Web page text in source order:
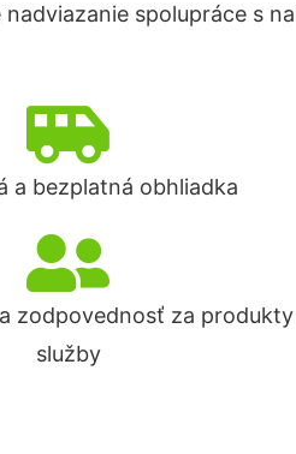
spolupráce s
a bezplatná obhliadka
zodpovednosť za produkty
služby